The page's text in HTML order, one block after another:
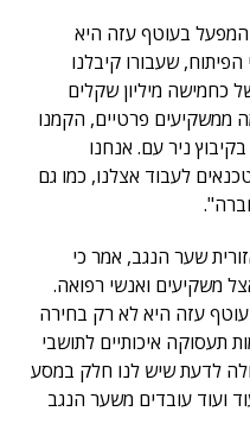
בעוטף עזה היא
שעבורו קיבלנו
כחמישה מיליון שקלים
ממשקיעים פרטיים, הקמנו
בקיבוץ ניר עם. אנחנו
לעבוד אצלנו, כמו גם
שער הנגב, אמר כי
משקיעים ואנשי רפואה.
עזה היא לא רק בחירה
תעסוקה איכותיים לתושבי
לדעת שיש לנו חלק במסע
ועוד עובדים משער הנגב